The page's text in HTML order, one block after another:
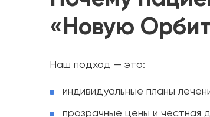
«Новую
Наш подход — это:
индивидуальные планы
прозрачные цены и честная